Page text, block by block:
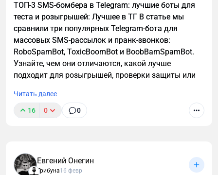
каких случаях этой системы недостаточно и нужен
индивидуальный анализ для выявления причин
отсутствия роста мышечной массы.
ТОП-3 SMS-бомбера в Telegram: лучшие боты для
теста и розыгрышей: Лучшее в ТГ В статье мы
сравнили три популярных Telegram-бота для
массовых SMS-рассылок и пранк-звонков:
RoboSpamBot, ToxicBoomBot и BoobBamSpamBot.
Узнайте, чем они отличаются, какой лучше
подходит для розыгрышей, проверки защиты или
использования инструментов.
Читать далее
16 0 0
Евгений Онегин
Трибуна16 февр